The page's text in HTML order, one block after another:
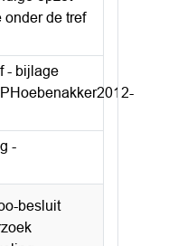
de tref
- bijlage
-
besluit